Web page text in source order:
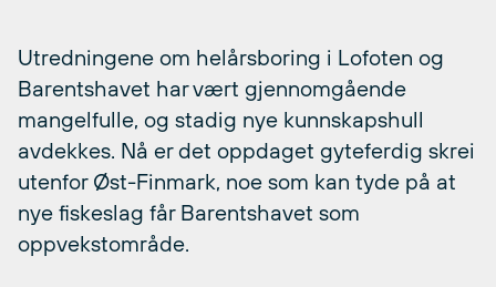
Utredningene om helårsboring i Lofoten og
Barentshavet har vært gjennomgående
mangelfulle, og stadig nye kunnskapshull
avdekkes. Nå er det oppdaget gyteferdig skrei
utenfor Øst-Finmark, noe som kan tyde på at
nye fiskeslag får Barentshavet som
oppvekstområde.